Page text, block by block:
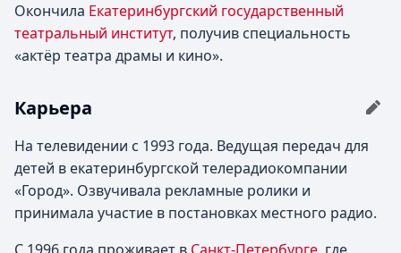
Окончила Екатеринбургский государственный
театральный институт, получив специальность
«актёр театра драмы и кино».
Карьера
На телевидении с 1993 года. Ведущая передач для
детей в екатеринбургской телерадиокомпании
«Город». Озвучивала рекламные ролики и
принимала участие в постановках местного радио.